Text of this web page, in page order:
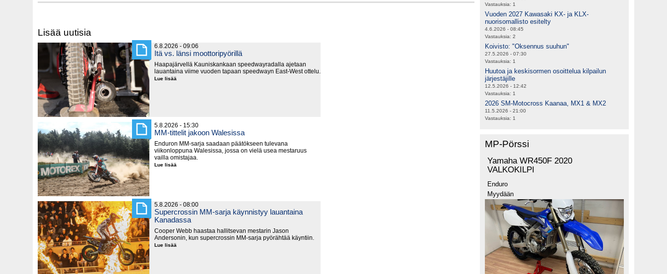
Lisää uutisia
6.8.2026 - 09:06
Itä vs. länsi moottoripyörillä
Haapajärvellä Kauniskankaan speedwayradalla ajetaan
lauantaina viime vuoden tapaan speedwayn East-West ottelu.
Lue lisää
5.8.2026 - 15:30
MM-tittelit jakoon Walesissa
Enduron MM-sarja saadaan päätökseen tulevana
viikonloppuna Walesissa, jossa on vielä usea mestaruus
vailla omistajaa.
Lue lisää
5.8.2026 - 08:00
Supercrossin MM-sarja käynnistyy lauantaina
Kanadassa
Cooper Webb haastaa hallitsevan mestarin Jason
Andersonin, kun supercrossin MM-sarja pyörähtää käyntiin.
Lue lisää
Vastauksia: 1
Vuoden 2027 Kawasaki KX- ja KLX-
nuorisomallisto esitelty
4.6.2026 - 08:45
Vastauksia: 2
Koivisto: "Oksennus suuhun"
27.5.2026 - 07:30
Vastauksia: 1
Huutoa ja keskisormen osoittelua kilpailun
järjestäjille
12.5.2026 - 12:42
Vastauksia: 1
2026 SM-Motocross Kaanaa, MX1 & MX2
11.5.2026 - 21:00
Vastauksia: 1
MP-Pörssi
Yamaha WR450F 2020
VALKOKILPI
Enduro
Myydään